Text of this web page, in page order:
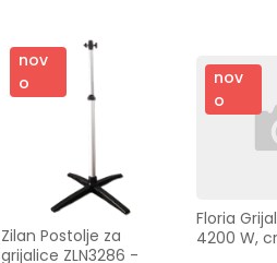
nov
o
Zilan Postolje za
grijalice ZLN3286 -
nov
o
Floria
4200 W,